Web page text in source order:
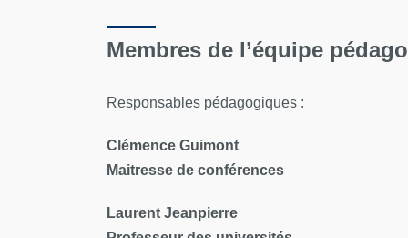
Membres de l’équipe
Responsables pédagogiques :
Clémence Guimont
Maitresse de conférences
Laurent Jeanpierre